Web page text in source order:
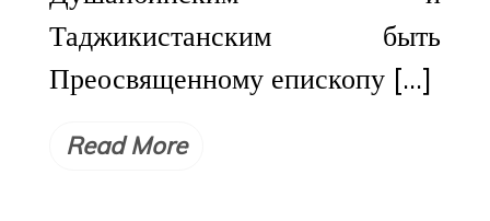
Таджикистанским быть
Преосвященному епископу […]
Read More